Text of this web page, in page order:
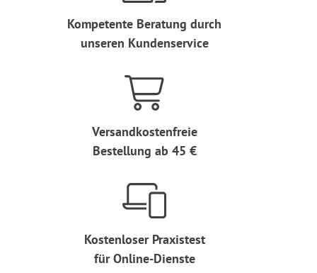
Kompetente Beratung durch
unseren Kundenservice
Versandkostenfreie
Bestellung ab 45 €
Kostenloser Praxistest
für Online-Dienste